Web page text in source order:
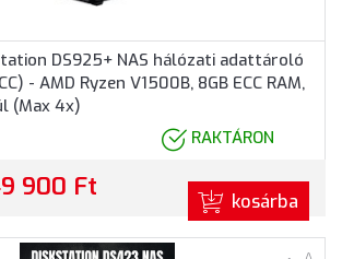
DS925+ NAS hálózati adattároló
- AMD Ryzen V1500B, 8GB ECC RAM,
(Max 4x)
RAKTÁRON
900 Ft kosárba